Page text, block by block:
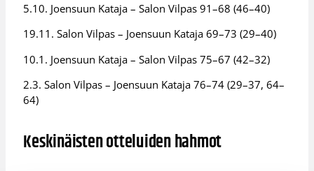
5.10. Joensuun Kataja – Salon Vilpas 91–68 (46–40)
19.11. Salon Vilpas – Joensuun Kataja 69–73 (29–40)
10.1. Joensuun Kataja – Salon Vilpas 75–67 (42–32)
2.3. Salon Vilpas – Joensuun Kataja 76–74 (29–37, 64–
64)
Keskinäisten otteluiden hahmot